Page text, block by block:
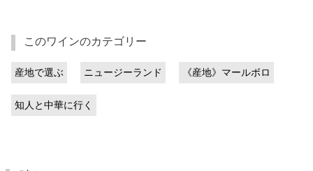
このワインのカテゴリー
産地で選ぶ ニュージーランド 《産地》マールボロ
知人と中華に行く